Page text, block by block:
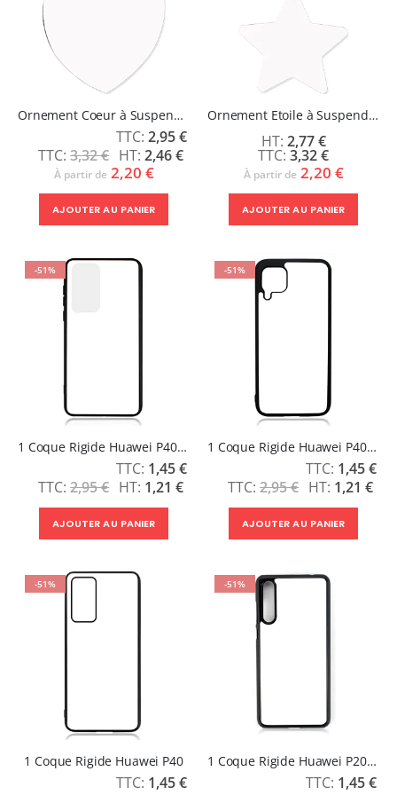
Ornement Coeur à Suspendre 2 faces
3,32 €
Prix
Spécial
2,95 €
2,46 €
À partir de 2,20 €
AJOUTER AU PANIER
Ornement Etoile à Suspendre 2 faces
3,32 €
2,77 €
À partir de 2,20 €
AJOUTER AU PANIER
-51%
1 Coque Rigide Huawei P40 Pro
2,95 €
Prix
Spécial
1,45 €
1,21 €
AJOUTER AU PANIER
-51%
1 Coque Rigide Huawei P40 Lite
2,95 €
Prix
Spécial
1,45 €
1,21 €
AJOUTER AU PANIER
-51%
1 Coque Rigide Huawei P40
Prix
Spécial
1,45 €
-51%
1 Coque Rigide Huawei P20 Pro
Prix
Spécial
1,45 €